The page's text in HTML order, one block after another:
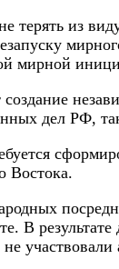
из
мирной
дел РФ,
Востока.
В
участвовали